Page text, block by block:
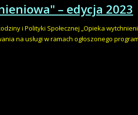
– edycja 2023
i Polityki Społecznej „Opieka
na usługi w ramach ogłoszonego